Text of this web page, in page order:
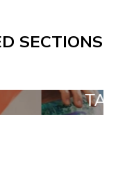
SECTIONS
TAILOR MADE